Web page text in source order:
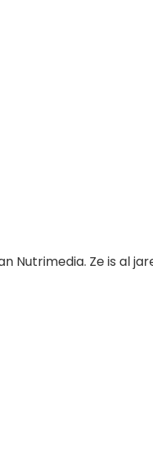
Nutrimedia. Ze is al